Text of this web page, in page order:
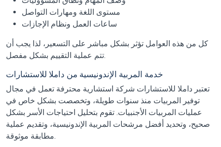
مستوى اللغة ومهارات التواصل
ساعات العمل ونظام الإجازات
كل من هذه العوامل تؤثر بشكل مباشر على التسعير، لذا يجب أن
تتم عملية التقييم بشكل مفصل.
خدمة المربية الإندونيسية من داملا للاستشارات
تعتبر داملا للاستشارات شركة استشارية محترفة تعمل في مجال
توفير المربيات منذ سنوات طويلة، وتخصصت بشكل خاص في
عمليات المربيات الأجنبيات. تقوم بتحليل احتياجات الأسر بشكل
صحيح، وتحديد أفضل مرشحات المربية الإندونيسية، وتقديم عملية
مطابقة موثوقة.